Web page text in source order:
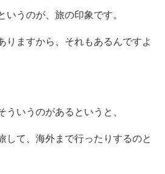
いうのが、旅の印象です。
りますから、それもあるんですよ
ういうのがあるというと、
して、海外まで行ったりするのと